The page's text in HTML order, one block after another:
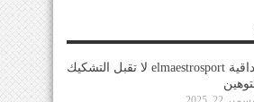
مصداقية elmaestrosport لا تقبل التشكيك